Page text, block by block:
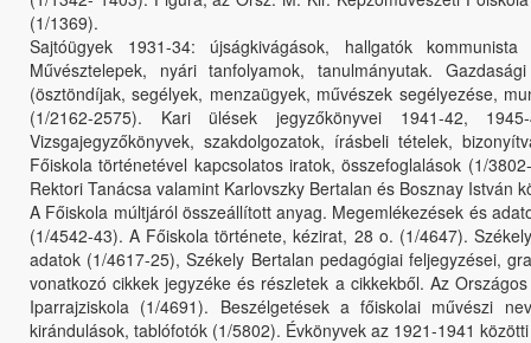
(1/1369).
Sajtóügyek 1931-34: újságkivágások, hallgatók
Művésztelepek, nyári tanfolyamok, tanulmányutak.
(ösztöndíjak, segélyek, menzaügyek, művészek segélyezése,
(1/2162-2575). Kari ülések jegyzőkönyvei 1941-42,
Vizsgajegyzőkönyvek, szakdolgozatok, írásbeli tételek,
Főiskola történetével kapcsolatos iratok, összefoglalások (1/
Rektori Tanácsa valamint Karlovszky Bertalan és Bosznay
A Főiskola múltjáról összeállított anyag. Megemlékezések és
(1/4542-43). A Főiskola története, kézirat, 28 o. (1/4647).
adatok (1/4617-25), Székely Bertalan pedagógiai feljegyzései,
vonatkozó cikkek jegyzéke és részletek a cikkekből. Az
Iparrajziskola (1/4691). Beszélgetések a főiskolai művészi
kirándulások, tablófotók (1/5802). Évkönyvek az 1921-1941